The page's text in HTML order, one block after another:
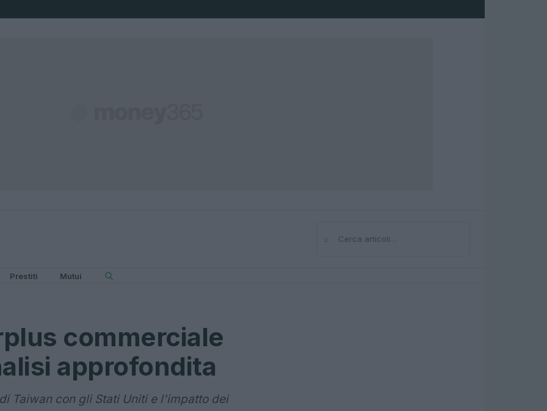
⌕Cerca
Prestiti Mutui
commerciale
approfondita
Taiwan con gli Stati Uniti e l'impatto dei